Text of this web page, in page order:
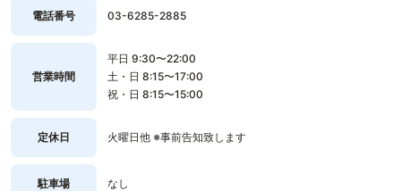
電話番号 03-6285-2885
営業時間
平日 9:30〜22:00
土・日 8:15〜17:00
祝・日 8:15〜15:00
定休日 火曜日他 ※事前告知致します
駐車場 なし